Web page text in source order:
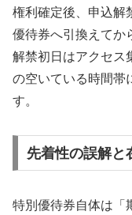
権利確定後、申込解
優待券へ引換えてか
解禁初日はアクセス
の空いている時間帯
す。
先着性の誤解と
特別優待券自体は「